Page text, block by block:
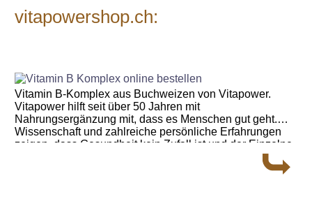
vitapowershop.ch:
Vitamin B-Komplex aus Buchweizen von Vitapower.
Vitapower hilft seit über 50 Jahren mit
Nahrungsergänzung mit, dass es Menschen gut geht.
Wissenschaft und zahlreiche persönliche Erfahrungen
zeigen, dass Gesundheit kein Zufall ist und der Einzelne